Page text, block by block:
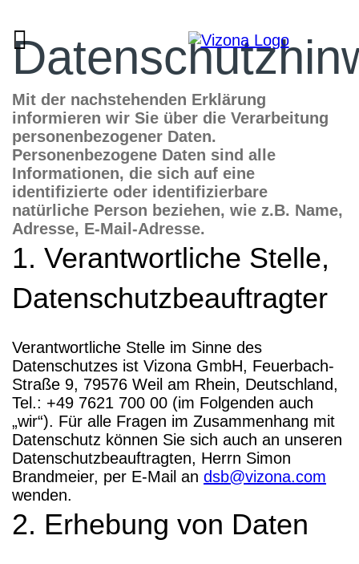
Mit der nachstehenden Erklärung
informieren wir Sie über die Verarbeitung
personenbezogener Daten.
Personenbezogene Daten sind alle
Informationen, die sich auf eine
identifizierte oder identifizierbare
natürliche Person beziehen, wie z.B. Name,
Adresse, E-Mail-Adresse.
1. Verantwortliche Stelle,
Datenschutzbeauftragter
Verantwortliche Stelle im Sinne des
Datenschutzes ist Vizona GmbH, Feuerbach-
Straße 9, 79576 Weil am Rhein, Deutschland,
Tel.: +49 7621 700 00 (im Folgenden auch
„wir“). Für alle Fragen im Zusammenhang mit
Datenschutz können Sie sich auch an unseren
Datenschutzbeauftragten, Herrn Simon
Brandmeier, per E-Mail an dsb@vizona.com
wenden.
2. Erhebung von Daten